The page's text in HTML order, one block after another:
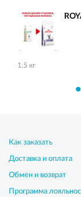
1.5 кг
Как заказать
Доставка и оплата
Обмен и возврат
Программа